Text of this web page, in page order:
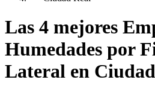
Las 4 mejores
Humedades por
Lateral en